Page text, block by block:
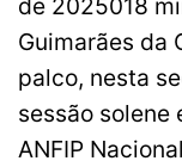
Guimarães da
palco, nesta
sessão solene
ANFIP